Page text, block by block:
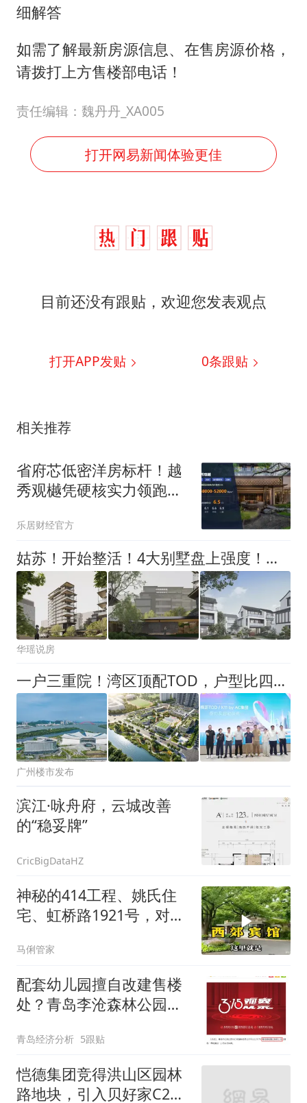
细解答
如需了解最新房源信息、在售房源价格，
请拨打上方售楼部电话！
责任编辑：魏丹丹_XA005
打开网易新闻体验更佳
目前还没有跟贴，欢迎您发表观点
打开APP发贴 0条跟贴
相关推荐
省府芯低密洋房标杆！越
秀观樾凭硬核实力领跑滨
乐居财经官方
姑苏！开始整活！4大别墅盘上强度！直接火的不够卖～
华瑶说房
一户三重院！湾区顶配TOD，户型比四代宅还猛
广州楼市发布
滨江·咏舟府，云城改善
的“稳妥牌”
CricBigDataHZ
神秘的414工程、姚氏住
宅、虹桥路1921号，对这
马俐管家
配套幼儿园擅自改建售楼
处？青岛李沧森林公园小
青岛经济分析 5跟贴
恺德集团竞得洪山区园林
路地块，引入贝好家C2M